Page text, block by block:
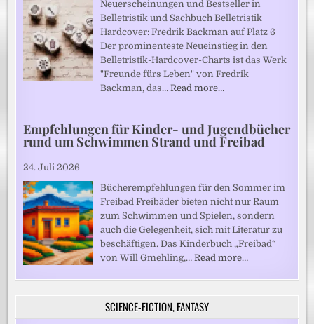
Neuerscheinungen und Bestseller in
Belletristik und Sachbuch Belletristik
Hardcover: Fredrik Backman auf Platz 6
Der prominenteste Neueinstieg in den
Belletristik-Hardcover-Charts ist das Werk
"Freunde fürs Leben" von Fredrik
Backman, das…Read more…
Empfehlungen für Kinder- und Jugendbücher
rund um Schwimmen Strand und Freibad
24. Juli 2026
Bücherempfehlungen für den Sommer im
Freibad Freibäder bieten nicht nur Raum
zum Schwimmen und Spielen, sondern
auch die Gelegenheit, sich mit Literatur zu
beschäftigen. Das Kinderbuch „Freibad“
von Will Gmehling,…Read more…
SCIENCE-FICTION, FANTASY